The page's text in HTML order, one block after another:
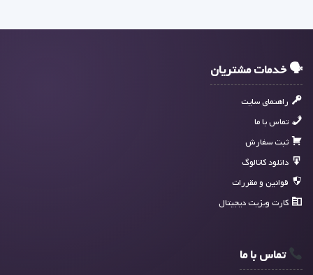
🗣 خدمات مشتریان
راهنمای سایت
تماس با ما
ثبت سفارش
دانلود کاتالوگ
قوانین و مقررات
کارت ویزیت دیجیتال
تماس با ما